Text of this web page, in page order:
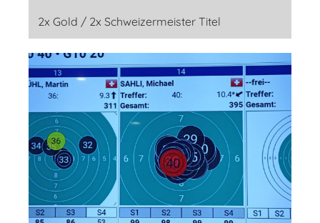
2x Gold / 2x Schweizermeister Titel